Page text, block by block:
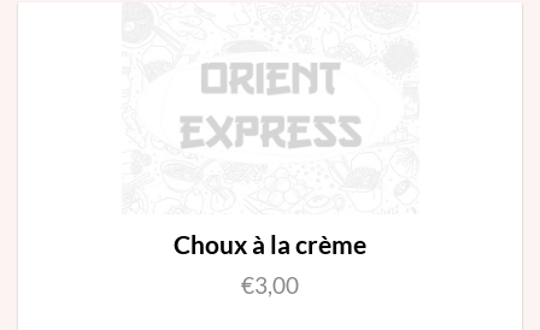
Choux à la crème
€3,00